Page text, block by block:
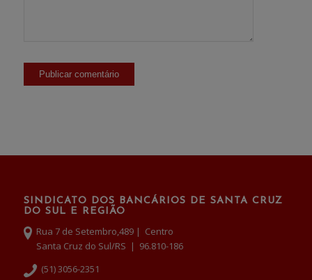
SINDICATO DOS BANCÁRIOS DE SANTA CRUZ
DO SUL E REGIÃO
Rua 7 de Setembro,489 | Centro
Santa Cruz do Sul/RS | 96.810-186
(51) 3056-2351